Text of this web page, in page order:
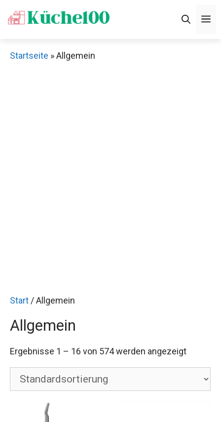
Inhalt
Startseite »Allgemein
Start / Allgemein
Allgemein
Ergebnisse 1 – 16 von 574 werden angezeigt